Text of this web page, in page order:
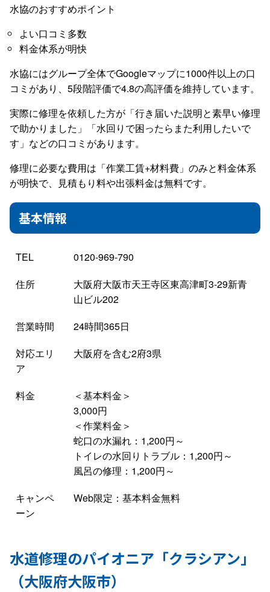
水協のおすすめポイント
よい口コミ多数
料金体系が明快
水協にはグループ全体でGoogleマップに1000件以上の口
コミがあり、5段階評価で4.8の高評価を維持しています。
実際に修理を依頼した方が「行き届いた説明と素早い修理
で助かりました」「水回りで困ったらまた利用したいで
す」などの口コミがあります。
修理に必要な費用は「作業工賃+材料費」のみと料金体系
が明快で、見積もり料や出張料金は無料です。
基本情報
TEL
0120-969-790
住所
大阪府大阪市天王寺区東高津町3-29新青
山ビル202
営業時間
24時間365日
対応エリ
ア
大阪府を含む2府3県
料金
＜基本料金＞
3,000円
＜作業料金＞
蛇口の水漏れ：1,200円～
トイレの水回りトラブル：1,200円～
風呂の修理：1,200円～
キャンペ
ーン
Web限定：基本料金無料
水道修理のパイオニア「クラシアン」
（大阪府大阪市）